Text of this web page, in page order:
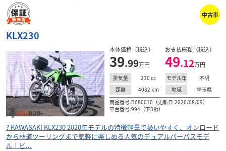
中古車
KLX230
本体価格（税込）
39.99万円
お支払総額（税込）
49.12万円
排気量 230 cc モデル年
不明
距離
4082 km 地域
埼玉県
商品番号:B680010（更新日:2026/08/09）
車台番号:994（下3桁）
? KAWASAKI KLX230 2020年モデルの特徴軽量で扱いやすく、オンロード
から林道ツーリングまで気軽に楽しめる人気のデュアルパーパスモデ
ル！ビ...